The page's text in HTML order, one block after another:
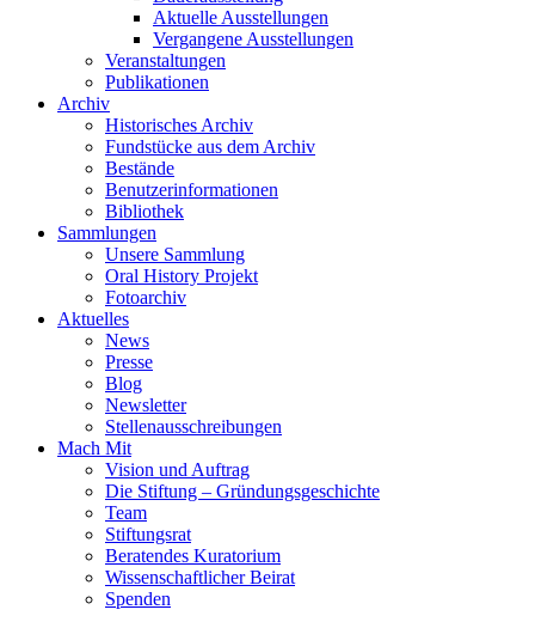
Aktuelle Ausstellungen
Vergangene Ausstellungen
Veranstaltungen
Publikationen
Archiv
Historisches Archiv
Fundstücke aus dem Archiv
Bestände
Benutzerinformationen
Bibliothek
Sammlungen
Unsere Sammlung
Oral History Projekt
Fotoarchiv
Aktuelles
News
Presse
Blog
Newsletter
Stellenausschreibungen
Mach Mit
Vision und Auftrag
Die Stiftung – Gründungsgeschichte
Team
Stiftungsrat
Beratendes Kuratorium
Wissenschaftlicher Beirat
Spenden